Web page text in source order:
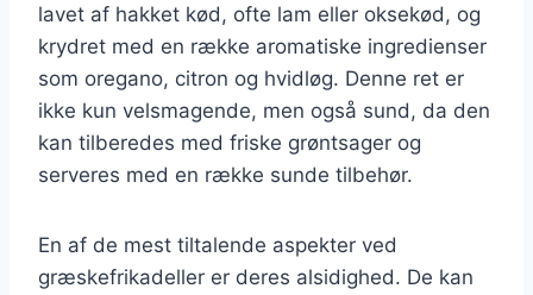
lavet af hakket kød, ofte lam eller oksekød, og
krydret med en række aromatiske ingredienser
som oregano, citron og hvidløg. Denne ret er
ikke kun velsmagende, men også sund, da den
kan tilberedes med friske grøntsager og
serveres med en række sunde tilbehør.
En af de mest tiltalende aspekter ved
græskefrikadeller er deres alsidighed. De kan